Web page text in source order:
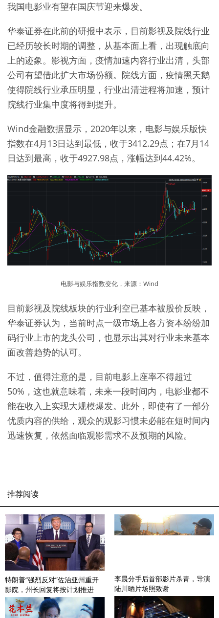
我国电影业有望在国庆节迎来爆发。
华泰证券在此前的研报中表示，目前影视及院线行业
已经历较长时期的调整，从基本面上看，出现触底向
上的迹象。影视方面，疫情加速内容行业出清，头部
公司有望借此扩大市场份额。院线方面，疫情黑天鹅
使得院线行业承压明显，行业出清进程将加速，预计
院线行业集中度将得到提升。
Wind金融数据显示，2020年以来，电影与娱乐版快
指数在4月13日达到最低，收于3412.29点；在7月14
日达到最高，收于4927.98点，涨幅达到44.42%。
电影与娱乐指数变化，来源：Wind
目前影视及院线板块的行业利空已基本被股价反映，
华泰证券认为，当前时点一级市场上各方资本纷纷加
码行业上市的龙头公司，也显示出其对行业未来基本
面改善趋势的认可。
不过，值得注意的是，目前电影上座率不得超过
50%，这也就意味着，未来一段时间内，电影业都不
能在收入上实现大规模爆发。此外，即使有了一部分
优质内容的供给，观众的观影习惯未必能在短时间内
迅速恢复，依然面临观影需求不及预期的风险。
推荐阅读
特朗普“强烈反对”佐治亚州重开
影院，州长回复将按计划推进
李晨分手后首部影片杀青，导演
陆川晒片场照致谢